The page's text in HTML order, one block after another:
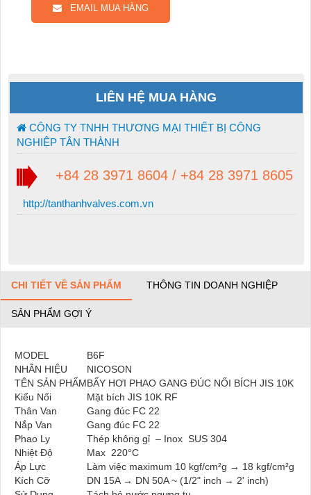
EMAIL MUA HÀNG
LIÊN HỆ MUA HÀNG
CÔNG TY TNHH THƯƠNG MẠI THIẾT BỊ CÔNG
NGHIỆP TÂN THÀNH
+84 28 3971 8604 / +84 28 3971 8605
http://tanthanhvalves.com.vn
CHI TIẾT VỀ SẢN PHẨM THÔNG TIN DOANH NGHIỆP
SẢN PHẨM GỢI Ý
MODEL
B6F
NHÃN HIỆU
NICOSON
TÊN SẢN PHẨMBẨY HƠI PHAO GANG ĐÚC NỐI BÍCH JIS 10K
Kiểu Nối
Mặt bích JIS 10K RF
Thân Van
Gang đúc FC 22
Nắp Van
Gang đúc FC 22
Phao Ly
Thép không gỉ – Inox SUS 304
Nhiệt Độ
Max 220°C
Áp Lực
Làm việc maximum 10 kgf/cm²g → 18 kgf/cm²g
Kích Cỡ
DN 15A → DN 50A ~ (1/2" inch → 2' inch)